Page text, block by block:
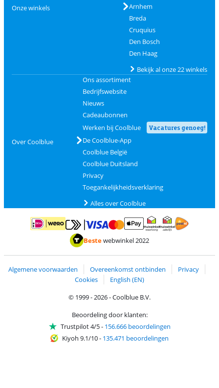
Onze winkels
Arnhem
Breda
Cruquius
Den Bosch
Den Haag
Bekijk al onze 22 winkels
Over Coolblue
Ons assortiment
Bedrijfswebsite
Nieuws
Cadeaubonnen
Werken bij Coolblue
Vacatures genoeg!
De Coolblue-App
Coolblue België
Coolblue Duitsland
Privacy
Toegankelijkheidsverklaring
Alles over Coolblue
Betalen met iDEAL | WeroBetalen met MasterCard en Visa via ClickToPay
Betalen met ApplePay
Thuiswinkel waarborg
Bestewebwinkel 2022
Algemene voorwaarden Overeenkomst ontbinden
Privacy
Cookies
English (EN)
© 1999 - 2026 - Coolblue B.V.
Beoordeling door klanten:
Trustpilot 4/5- 156.666 beoordelingen
Kiyoh 9.1/10- 135.471 beoordelingen